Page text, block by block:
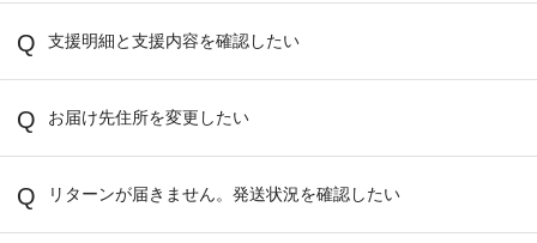
支援明細と支援内容を確認したい
お届け先住所を変更したい
リターンが届きません。発送状況を確認したい